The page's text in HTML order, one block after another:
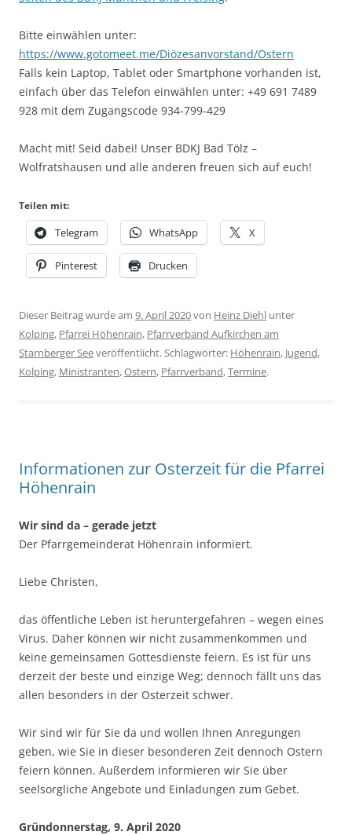
Bitte einwählen unter:
https://www.gotomeet.me/Diözesanvorstand/Ostern
Falls kein Laptop, Tablet oder Smartphone vorhanden ist,
einfach über das Telefon einwählen unter: +49 691 7489
928 mit dem Zugangscode 934-799-429
Macht mit! Seid dabei! Unser BDKJ Bad Tölz –
Wolfratshausen und alle anderen freuen sich auf euch!
Teilen mit:
Telegram WhatsApp X
Pinterest Drucken
Dieser Beitrag wurde am 9. April 2020von Heinz Diehl unter
Kolping, Pfarrei Höhenrain, Pfarrverband Aufkirchen am
Starnberger Seeveröffentlicht. Schlagwörter: Höhenrain, Jugend,
Kolping, Ministranten,Ostern, Pfarrverband,Termine.
Informationen zur Osterzeit für die Pfarrei
Höhenrain
Wir sind da – gerade jetzt
Der Pfarrgemeinderat Höhenrain informiert.
Liebe Christen,
das öffentliche Leben ist heruntergefahren – wegen eines
Virus. Daher können wir nicht zusammenkommen und
keine gemeinsamen Gottesdienste feiern. Es ist für uns
derzeit der beste und einzige Weg; dennoch fällt uns das
allen besonders in der Osterzeit schwer.
Wir sind wir für Sie da und wollen Ihnen Anregungen
geben, wie Sie in dieser besonderen Zeit dennoch Ostern
feiern können. Außerdem informieren wir Sie über
seelsorgliche Angebote und Einladungen zum Gebet.
Gründonnerstag, 9. April 2020